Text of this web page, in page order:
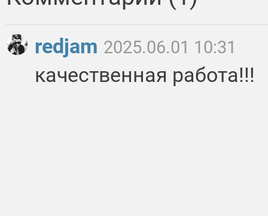
redjam 2025.06.01 10:31
качественная работа!!!